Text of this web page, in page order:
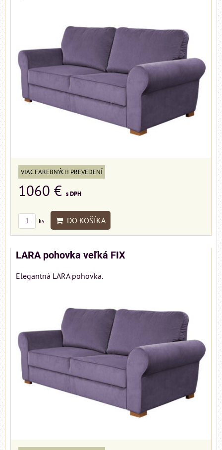
VIAC FAREBNÝCH PREVEDENÍ
1060 € s DPH
ks DO KOŠÍKA
LARA pohovka veľká FIX
Elegantná LARA pohovka.